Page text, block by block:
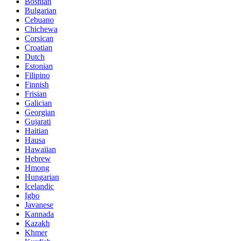
Bulgarian
Cebuano
Chichewa
Corsican
Croatian
Dutch
Estonian
Filipino
Finnish
Frisian
Galician
Georgian
Gujarati
Haitian
Hausa
Hawaiian
Hebrew
Hmong
Hungarian
Icelandic
Igbo
Javanese
Kannada
Kazakh
Khmer